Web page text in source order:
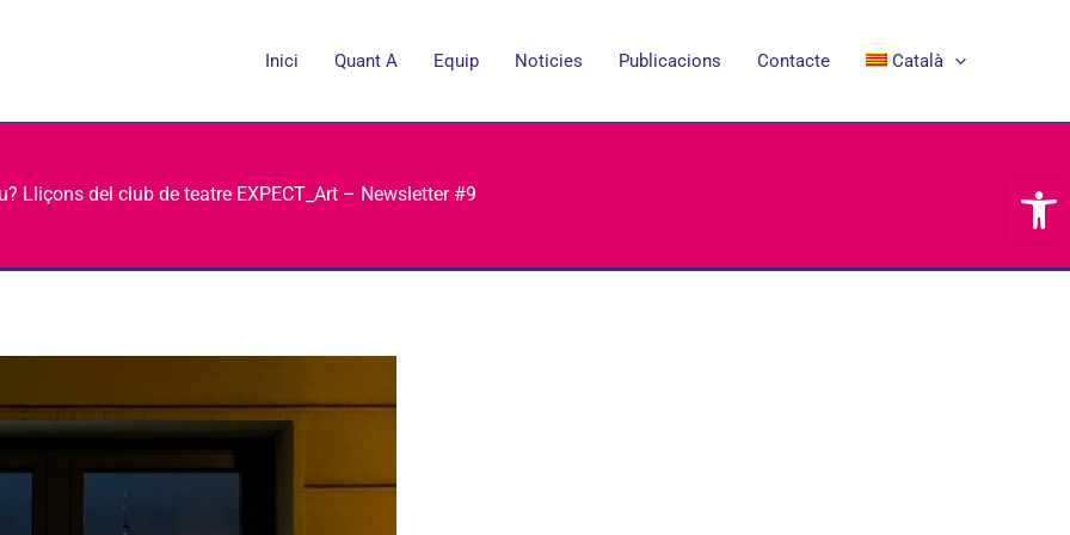
Obre
Inici Quant A Equip Noticies Publicacions Contacte Català
Lliçons del club de teatre EXPECT_Art – Newsletter #9